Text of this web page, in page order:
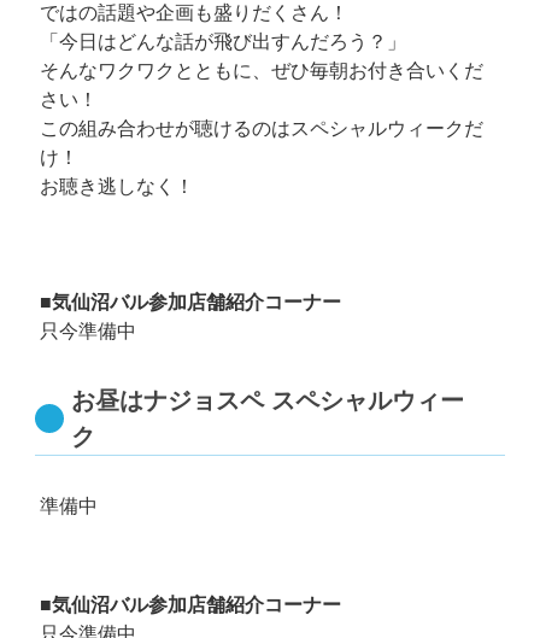
ではの話題や企画も盛りだくさん！
「今日はどんな話が飛び出すんだろう？」
そんなワクワクとともに、ぜひ毎朝お付き合いくだ
さい！
この組み合わせが聴けるのはスペシャルウィークだ
け！
お聴き逃しなく！
■気仙沼バル参加店舗紹介コーナー
只今準備中
お昼はナジョスペ スペシャルウィー
ク
準備中
■気仙沼バル参加店舗紹介コーナー
只今準備中